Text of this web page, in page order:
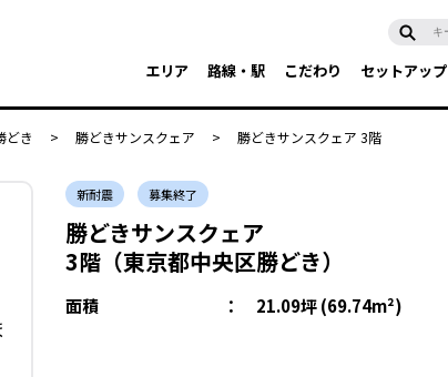
エリア 路線・駅 こだわり セットアップ
どき > 勝どきサンスクェア > 勝どきサンスクェア 3階
新耐震 募集終了
勝どきサンスクェア
3階（東京都中央区勝どき）
面積 ： 21.09坪 (69.74m²)